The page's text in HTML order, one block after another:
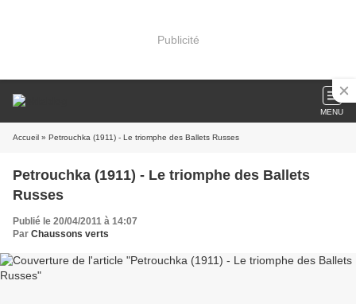
Publicité
MENU
Accueil » Petrouchka (1911) - Le triomphe des Ballets Russes
Petrouchka (1911) - Le triomphe des Ballets
Russes
Publié le 20/04/2011 à 14:07
Par Chaussons verts